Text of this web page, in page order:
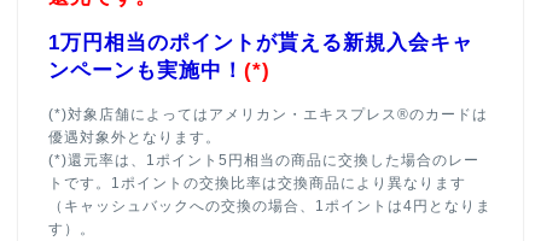
1万円相当のポイントが貰える新規入会キャ
ンペーンも実施中！ (*)
(*)対象店舗によってはアメリカン・エキスプレス®のカードは
優遇対象外となります。
(*)還元率は、1ポイント5円相当の商品に交換した場合のレー
トです。1ポイントの交換比率は交換商品により異なります
（キャッシュバックへの交換の場合、1ポイントは4円となりま
す）。